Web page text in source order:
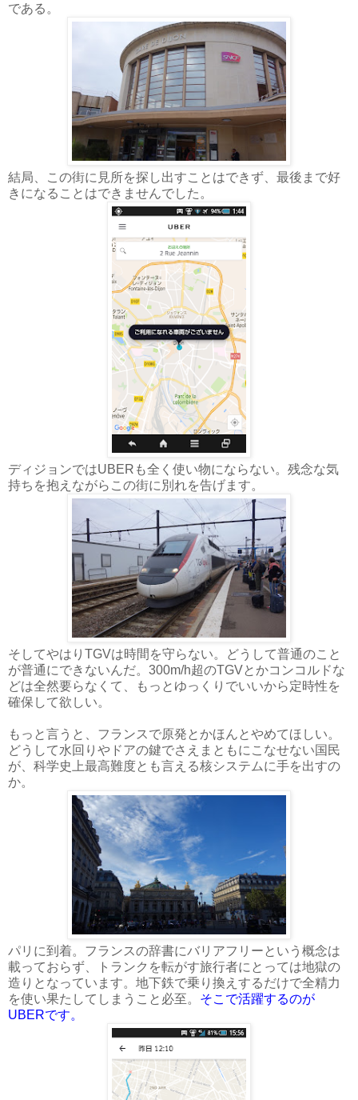
である。
結局、この街に見所を探し出すことはできず、最後まで好
きになることはできませんでした。
ディジョンではUBERも全く使い物にならない。残念な気
持ちを抱えながらこの街に別れを告げます。
そしてやはりTGVは時間を守らない。どうして普通のこと
が普通にできないんだ。300m/h超のTGVとかコンコルドな
どは全然要らなくて、もっとゆっくりでいいから定時性を
確保して欲しい。
もっと言うと、フランスで原発とかほんとやめてほしい。
どうして水回りやドアの鍵でさえまともにこなせない国民
が、科学史上最高難度とも言える核システムに手を出すの
か。
パリに到着。フランスの辞書にバリアフリーという概念は
載っておらず、トランクを転がす旅行者にとっては地獄の
造りとなっています。地下鉄で乗り換えするだけで全精力
を使い果たしてしまうこと必至。 そこで活躍するのが
UBERです。